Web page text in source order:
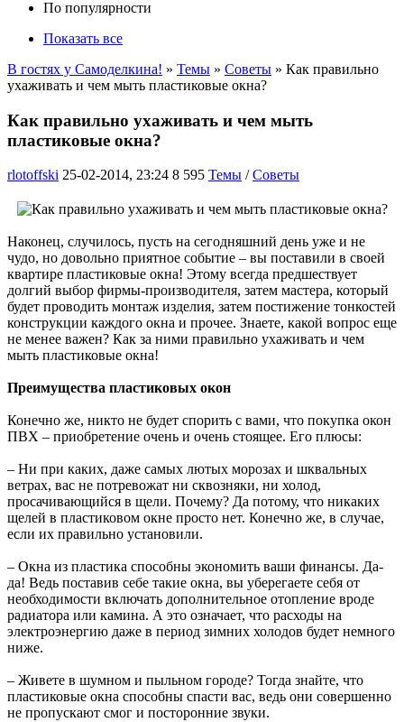
По популярности
Показать все
В гостях у Самоделкина! » Темы » Советы » Как правильно
ухаживать и чем мыть пластиковые окна?
Как правильно ухаживать и чем мыть
пластиковые окна?
rlotoffski 25-02-2014, 23:24 8 595 Темы /Советы
Наконец, случилось, пусть на сегодняшний день уже и не
чудо, но довольно приятное событие – вы поставили в своей
квартире пластиковые окна! Этому всегда предшествует
долгий выбор фирмы-производителя, затем мастера, который
будет проводить монтаж изделия, затем постижение тонкостей
конструкции каждого окна и прочее. Знаете, какой вопрос еще
не менее важен? Как за ними правильно ухаживать и чем
мыть пластиковые окна!
Преимущества пластиковых окон
Конечно же, никто не будет спорить с вами, что покупка окон
ПВХ – приобретение очень и очень стоящее. Его плюсы:
– Ни при каких, даже самых лютых морозах и шквальных
ветрах, вас не потревожат ни сквозняки, ни холод,
просачивающийся в щели. Почему? Да потому, что никаких
щелей в пластиковом окне просто нет. Конечно же, в случае,
если их правильно установили.
– Окна из пластика способны экономить ваши финансы. Да-
да! Ведь поставив себе такие окна, вы уберегаете себя от
необходимости включать дополнительное отопление вроде
радиатора или камина. А это означает, что расходы на
электроэнергию даже в период зимних холодов будет немного
ниже.
– Живете в шумном и пыльном городе? Тогда знайте, что
пластиковые окна способны спасти вас, ведь они совершенно
не пропускают смог и посторонние звуки.